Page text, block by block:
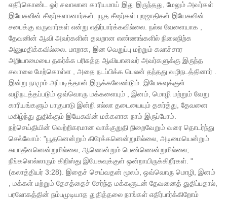
எதிர்கொண்ட ஓர் சவாலான காரியமாய் இது இருந்தது, மேலும் அவர்கள்
இயேசுவின் சீஷர்களானார்கள். யூத சீஷர்கள் புறஜாதிகள் இயேசுவின்
சபைக்கு வருவார்கள் என்று எதிர்பார்க்கவில்லை. நல்ல வேளையாக ,
தேவனின் ஆவி அவர்களின் தவறான எண்ணங்களில் நிலைநிற்க
அனுமதிக்கவில்லை. மாறாக, இன வெறுப்பு மற்றும் கலாச்சார
அறியாமையை தகர்க்க பரிசுத்த ஆவியானவர் அவர்களுக்கு இருந்த
சவாலை மேற்கொள்ள , அதை நடப்பிக்க பெலன் தந்தது வழிநடத்தினார் .
இன்று நாமும் அப்படித்தான் இருக்கவேண்டும். இயேசுவுக்குள்
வழிநடத்தப்படும் ஒவ்வொரு மக்களையும் , இனம், மொழி மற்றும் வேறு
காரியங்களும் பாகுபாடு இன்றி எல்லா தடையையும் தகர்த்து, தேவனை
மகிழ்ந்து துதிக்கும் இயேசுவின் மக்களாக நாம் இருப்போம்.
நற்செய்தியின் வெற்றிகரமான வாக்குறுதி நிறைவேறும் வரை தொடர்ந்து
செல்வோம்: "யூதனென்றும் கிரேக்கனென்றுமில்லை, அடிமையென்றும்
சுயாதீனனென்றுமில்லை, ஆணென்றும் பெண்ணென்றுமில்லை;
நீங்களெல்லாரும் கிறிஸ்து இயேசுவுக்குள் ஒன்றாயிருக்கிறீர்கள். "
(கலாத்தியர் 3:28). இதைச் செய்வதன் மூலம், ஒவ்வொரு மொழி, இனம்
, மக்கள் மற்றும் தேசத்தைச் சேர்ந்த மக்களுடன் தேவனைத் துதிப்பதால்,
பரலோகத்தின் நம்பமுடியாத துதித்தலை நாங்கள் எதிர்பார்க்கிறோம்